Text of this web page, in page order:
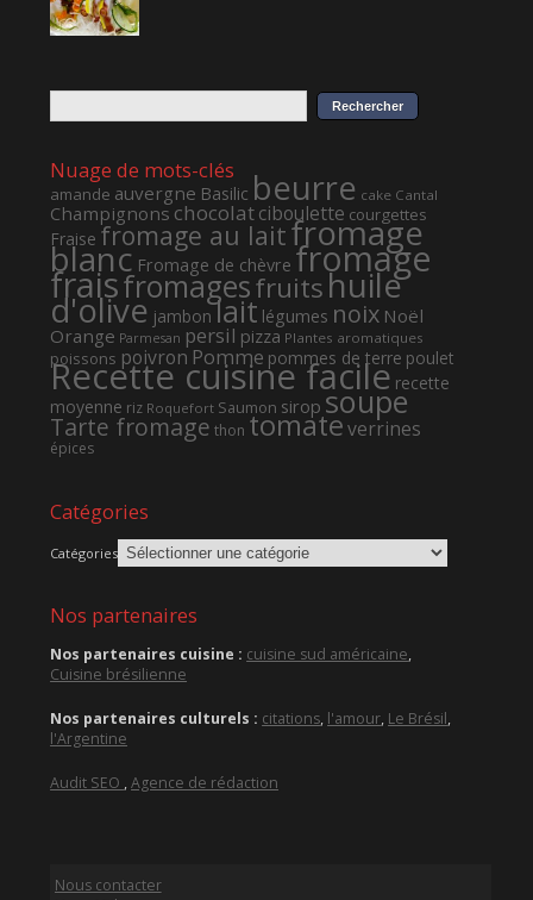
Nuage de mots-clés
amande auvergne Basilic beurre cake Cantal
Champignonschocolatciboulette courgettes
Fraise fromage au laitfromage
blanc Fromage de chèvre fromage
fraisfromagesfruitshuile
d'olive jambon lait légumes noix Noël
Orange Parmesan persil pizza Plantes aromatiques
poissons poivron Pomme pommes de terre poulet
Recette cuisine facile recette
moyenne riz Roquefort Saumon sirop soupe
Tarte fromage thon tomateverrines
épices
Catégories
Catégories
Nos partenaires
Nos partenaires cuisine : cuisine sud américaine,
Cuisine brésilienne
Nos partenaires culturels : citations, l'amour, Le Brésil,
l'Argentine
Audit SEO ,Agence de rédaction
Nous contacter